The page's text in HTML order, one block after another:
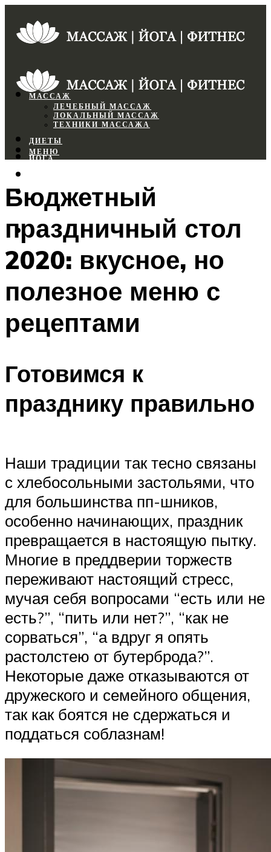
МАССАЖ
ЛЕЧЕБНЫЙ МАССАЖ
ЛОКАЛЬНЫЙ МАССАЖ
ТЕХНИКИ МАССАЖА
ДИЕТЫ
ЙОГА
ФИТНЕС
МЕНЮ
МЕНЮ
Бюджетный
праздничный стол
2020: вкусное, но
полезное меню с
рецептами
Готовимся к
празднику правильно
Наши традиции так тесно связаны
с хлебосольными застольями, что
для большинства пп-шников,
особенно начинающих, праздник
превращается в настоящую пытку.
Многие в преддверии торжеств
переживают настоящий стресс,
мучая себя вопросами “есть или не
есть?”, “пить или нет?”, “как не
сорваться”, “а вдруг я опять
растолстею от бутерброда?”.
Некоторые даже отказываются от
дружеского и семейного общения,
так как боятся не сдержаться и
поддаться соблазнам!